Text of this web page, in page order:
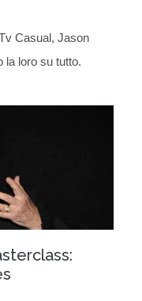
Casual, Jason
la loro su tutto.